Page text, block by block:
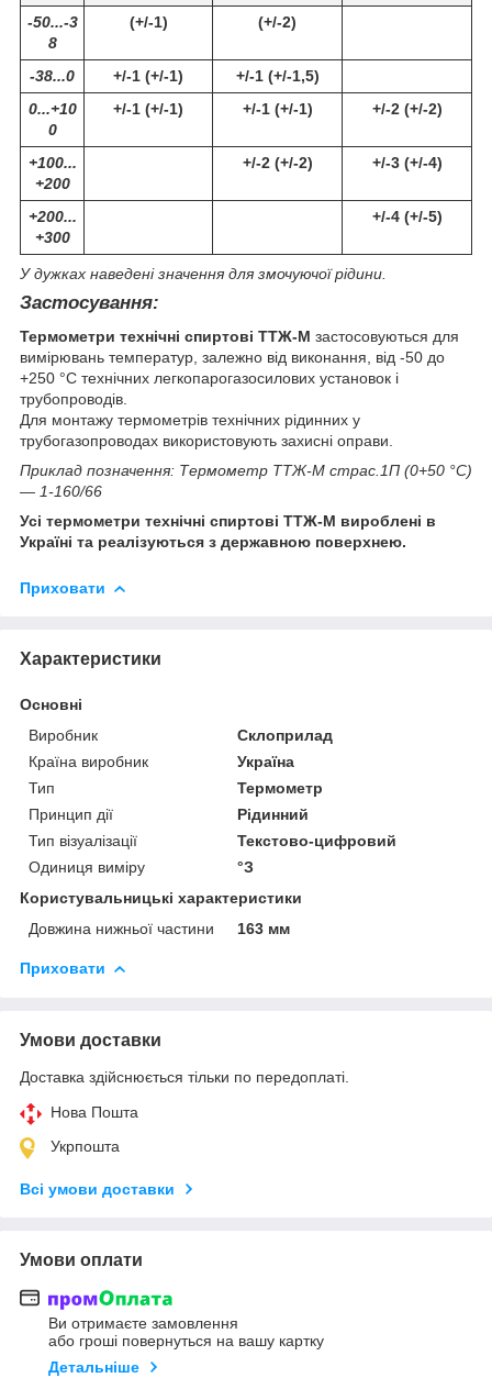
-50...-3
8
(+/-1) (+/-2)
-38...0 +/-1 (+/-1)
+/-1 (+/-1,5)
0...+10
0
+/-1 (+/-1) +/-1 (+/-1) +/-2 (+/-2)
+100...
+200
+/-2 (+/-2) +/-3 (+/-4)
+200...
+300
+/-4 (+/-5)
У дужках наведені значення для змочуючої рідини.
Застосування:
Термометри технічні спиртові ТТЖ-М застосовуються для
вимірювань температур, залежно від виконання, від -50 до
+250 °C технічних легкопарогазосилових установок і
трубопроводів.
Для монтажу термометрів технічних рідинних у
трубогазопроводах використовують захисні оправи.
Приклад позначення: Термометр ТТЖ-М страс.1П (0+50 °C)
— 1-160/66
Усі термометри технічні спиртові ТТЖ-М вироблені в
Україні та реалізуються з державною поверхнею.
Приховати
Характеристики
Основні
Виробник
Склоприлад
Країна виробник
Україна
Тип
Термометр
Принцип дії
Рідинний
Тип візуалізації
Текстово-цифровий
Одиниця виміру
°З
Користувальницькі характеристики
Довжина нижньої частини
163 мм
Приховати
Умови доставки
Доставка здійснюється тільки по передоплаті.
Нова Пошта
Укрпошта
Всі умови доставки
Умови оплати
Ви отримаєте замовлення
або гроші повернуться на вашу картку
Детальніше